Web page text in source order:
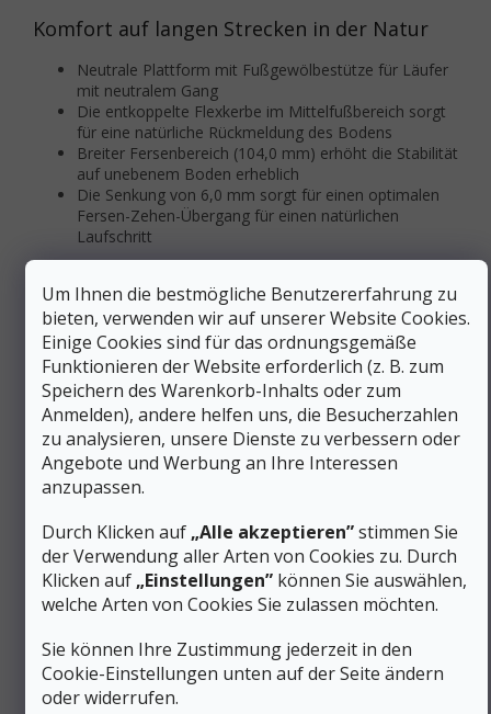
Um Ihnen die bestmögliche Benutzererfahrung zu
bieten, verwenden wir auf unserer Website Cookies.
Einige Cookies sind für das ordnungsgemäße
Funktionieren der Website erforderlich (z. B. zum
Speichern des Warenkorb-Inhalts oder zum
Anmelden), andere helfen uns, die Besucherzahlen
zu analysieren, unsere Dienste zu verbessern oder
Angebote und Werbung an Ihre Interessen
anzupassen.
Durch Klicken auf „Alle akzeptieren”stimmen Sie
der Verwendung aller Arten von Cookies zu. Durch
Klicken auf „Einstellungen” können Sie auswählen,
welche Arten von Cookies Sie zulassen möchten.
Sie können Ihre Zustimmung jederzeit in den
Cookie-Einstellungen unten auf der Seite ändern
oder widerrufen.
Komfort auf langen Strecken in der Natur
Neutrale Plattform mit Fußgewölbestütze für Läufer
mit neutralem Gang
Die entkoppelte Flexkerbe im Mittelfußbereich sorgt
für eine natürliche Rückmeldung des Bodens
Breiter Fersenbereich (104,0 mm) erhöht die Stabilität
auf unebenem Boden erheblich
Die Senkung von 6,0 mm sorgt für einen optimalen
Fersen-Zehen-Übergang für einen natürlichen
Laufschritt
Gelenkschutz und Komfort bei Ultramarathons und
mehrtägigen Bergabenteuern, wo Sie die einzigartigen
Dämpfungseigenschaften zu schätzen wissen werden.
Zusätzliche Parameter
Kategorie:
Trailrunning-Schuhe für Herren
EAN :
Variante wählen
Geschlecht:
Männer
Schuhhöhe:
Material
Synthetik
Schuhweite:
Normal
Membrane
(Wasserfestigkeit):
Ohne Membrane
Gewicht/Paar (g):
491 bis 750 g
Schnürung:
Schnürsenkel
Kategorie (Gruppe)